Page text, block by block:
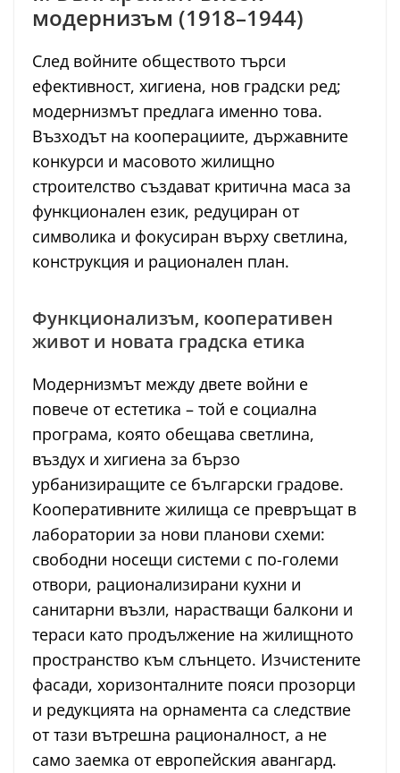
модернизъм (1918–1944)
След войните обществото търси
ефективност, хигиена, нов градски ред;
модернизмът предлага именно това.
Възходът на кооперациите, държавните
конкурси и масовото жилищно
строителство създават критична маса за
функционален език, редуциран от
символика и фокусиран върху светлина,
конструкция и рационален план.
Функционализъм, кооперативен
живот и новата градска етика
Модернизмът между двете войни е
повече от естетика – той е социална
програма, която обещава светлина,
въздух и хигиена за бързо
урбанизиращите се български градове.
Кооперативните жилища се превръщат в
лаборатории за нови планови схеми:
свободни носещи системи с по-големи
отвори, рационализирани кухни и
санитарни възли, нарастващи балкони и
тераси като продължение на жилищното
пространство към слънцето. Изчистените
фасади, хоризонталните пояси прозорци
и редукцията на орнамента са следствие
от тази вътрешна рационалност, а не
само заемка от европейския авангард.